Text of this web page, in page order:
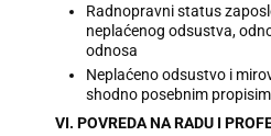
Radnopravni status
neplaćenog odsustva,
odnosa
Neplaćeno odsustvo i
shodno posebnim
VI. POVREDA NA RADU I